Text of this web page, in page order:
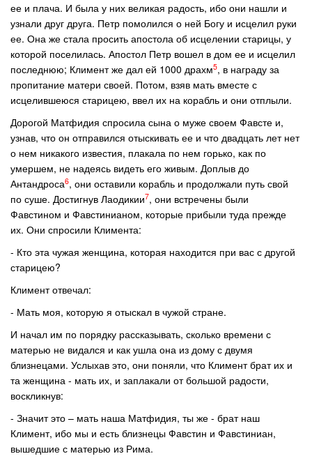
ее и плача. И была у них великая радость, ибо они нашли и
узнали друг друга. Петр помолился о ней Богу и исцелил руки
ее. Она же стала просить апостола об исцелении старицы, у
которой поселилась. Апостол Петр вошел в дом ее и исцелил
последнюю; Климент же дал ей 1000 драхм5, в награду за
пропитание матери своей. Потом, взяв мать вместе с
исцелившеюся старицею, ввел их на корабль и они отплыли.
Дорогой Матфидия спросила сына о муже своем Фавсте и,
узнав, что он отправился отыскивать ее и что двадцать лет нет
о нем никакого известия, плакала по нем горько, как по
умершем, не надеясь видеть его живым. Доплыв до
Антандроса6, они оставили корабль и продолжали путь свой
по суше. Достигнув Лаодикии7, они встречены были
Фавстином и Фавстинианом, которые прибыли туда прежде
их. Они спросили Климента:
- Кто эта чужая женщина, которая находится при вас с другой
старицею?
Климент отвечал:
- Мать моя, которую я отыскал в чужой стране.
И начал им по порядку рассказывать, сколько времени с
матерью не видался и как ушла она из дому с двумя
близнецами. Услыхав это, они поняли, что Климент брат их и
та женщина - мать их, и заплакали от большой радости,
воскликнув:
- Значит это – мать наша Матфидия, ты же - брат наш
Климент, ибо мы и есть близнецы Фавстин и Фавстиниан,
вышедшие с матерью из Рима.